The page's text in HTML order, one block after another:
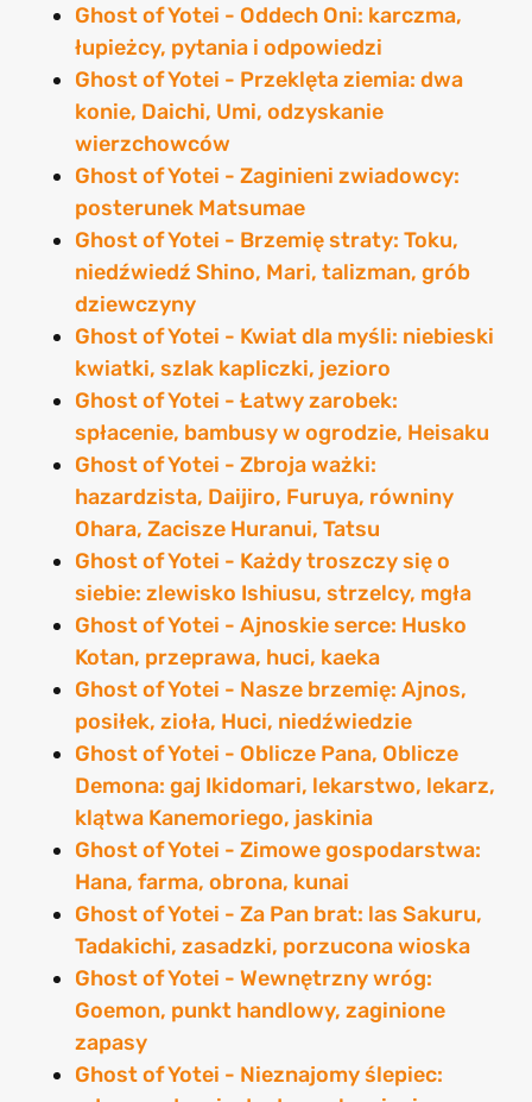
Ghost of Yotei - Oddech Oni: karczma,
łupieżcy, pytania i odpowiedzi
Ghost of Yotei - Przeklęta ziemia: dwa
konie, Daichi, Umi, odzyskanie
wierzchowców
Ghost of Yotei - Zaginieni zwiadowcy:
posterunek Matsumae
Ghost of Yotei - Brzemię straty: Toku,
niedźwiedź Shino, Mari, talizman, grób
dziewczyny
Ghost of Yotei - Kwiat dla myśli: niebieski
kwiatki, szlak kapliczki, jezioro
Ghost of Yotei - Łatwy zarobek:
spłacenie, bambusy w ogrodzie, Heisaku
Ghost of Yotei - Zbroja ważki:
hazardzista, Daijiro, Furuya, równiny
Ohara, Zacisze Huranui, Tatsu
Ghost of Yotei - Każdy troszczy się o
siebie: zlewisko Ishiusu, strzelcy, mgła
Ghost of Yotei - Ajnoskie serce: Husko
Kotan, przeprawa, huci, kaeka
Ghost of Yotei - Nasze brzemię: Ajnos,
posiłek, zioła, Huci, niedźwiedzie
Ghost of Yotei - Oblicze Pana, Oblicze
Demona: gaj Ikidomari, lekarstwo, lekarz,
klątwa Kanemoriego, jaskinia
Ghost of Yotei - Zimowe gospodarstwa:
Hana, farma, obrona, kunai
Ghost of Yotei - Za Pan brat: las Sakuru,
Tadakichi, zasadzki, porzucona wioska
Ghost of Yotei - Wewnętrzny wróg:
Goemon, punkt handlowy, zaginione
zapasy
Ghost of Yotei - Nieznajomy ślepiec: